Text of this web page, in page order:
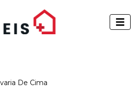
De Cima